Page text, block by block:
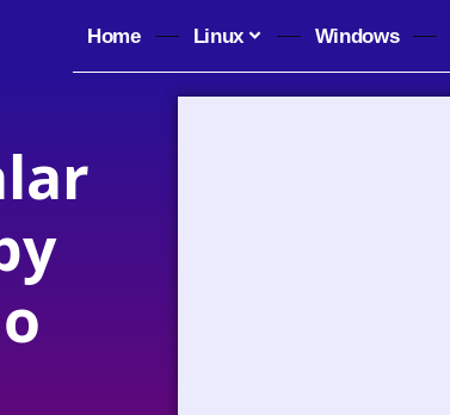
Home Linux Windows